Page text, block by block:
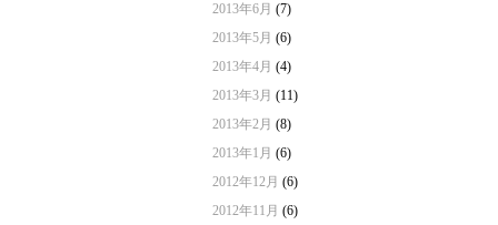
2013年6月 (7)
2013年5月 (6)
2013年4月 (4)
2013年3月 (11)
2013年2月 (8)
2013年1月 (6)
2012年12月 (6)
2012年11月 (6)